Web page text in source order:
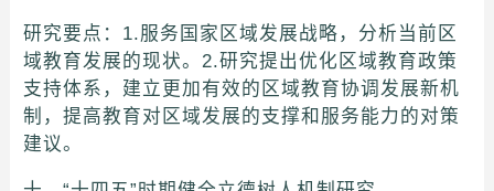
研究要点：1.服务国家区域发展战略，分析当前区
域教育发展的现状。2.研究提出优化区域教育政策
支持体系，建立更加有效的区域教育协调发展新机
制，提高教育对区域发展的支撑和服务能力的对策
建议。